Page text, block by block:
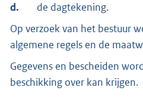
d.
de dagtekening.
Op verzoek van het bestuur
algemene regels en de
Gegevens en bescheiden
beschikking over kan krijgen.